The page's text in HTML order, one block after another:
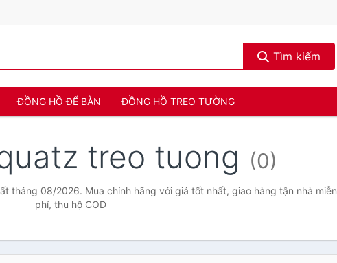
Tìm kiếm
ĐỒNG HỒ ĐỂ BÀN ĐỒNG HỒ TREO TƯỜNG
treo tuong (0)
tháng 08/2026. Mua chính hãng với giá tốt nhất, giao hàng tận nhà miễn
phí, thu hộ COD